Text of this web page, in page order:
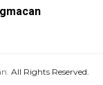
All Rights Reserved.